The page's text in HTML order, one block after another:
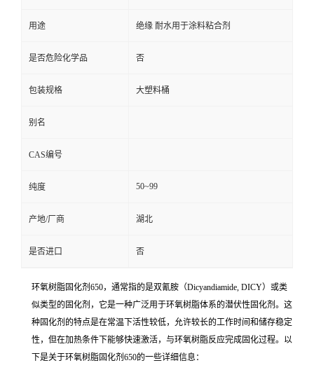
用途 绝缘 耐水用于涂料粘合剂
是否危险化学品 否
包装规格 大塑料桶
别名
CAS编号
纯度 50~99
产地/厂商 湖北
是否进口 否
环氧树脂固化剂650，通常指的是双氰胺（Dicyandiamide, DICY）或类
似类型的固化剂，它是一种广泛用于环氧树脂体系的潜伏性固化剂。这
种固化剂的特点是在常温下活性较低，允许较长的工作时间和储存稳定
性，但在加热条件下能够快速激活，与环氧树脂反应完成固化过程。以
下是关于环氧树脂固化剂650的一些详细信息：